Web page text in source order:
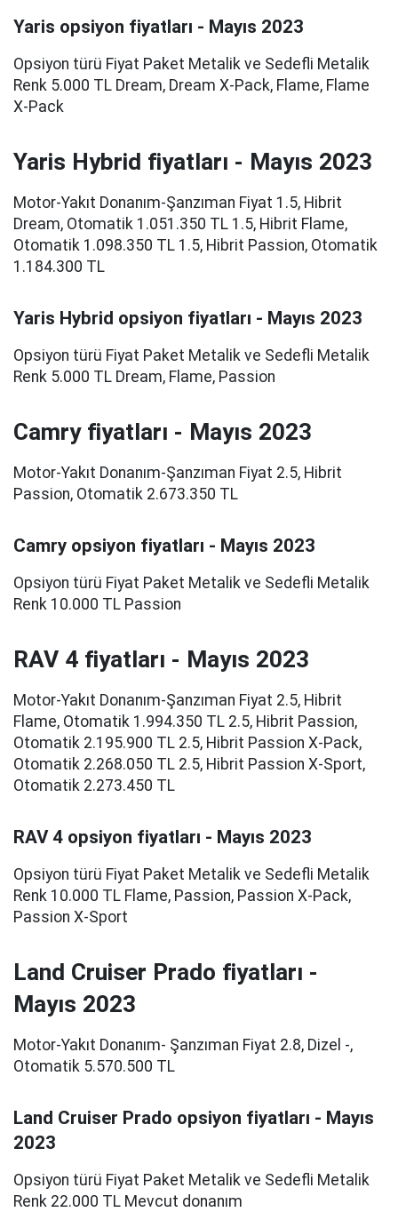
Yaris opsiyon fiyatları - Mayıs 2023
Opsiyon türü Fiyat Paket Metalik ve Sedefli Metalik
Renk 5.000 TL Dream, Dream X-Pack, Flame, Flame
X-Pack
Yaris Hybrid fiyatları - Mayıs 2023
Motor-Yakıt Donanım-Şanzıman Fiyat 1.5, Hibrit
Dream, Otomatik 1.051.350 TL 1.5, Hibrit Flame,
Otomatik 1.098.350 TL 1.5, Hibrit Passion, Otomatik
1.184.300 TL
Yaris Hybrid opsiyon fiyatları - Mayıs 2023
Opsiyon türü Fiyat Paket Metalik ve Sedefli Metalik
Renk 5.000 TL Dream, Flame, Passion
Camry fiyatları - Mayıs 2023
Motor-Yakıt Donanım-Şanzıman Fiyat 2.5, Hibrit
Passion, Otomatik 2.673.350 TL
Camry opsiyon fiyatları - Mayıs 2023
Opsiyon türü Fiyat Paket Metalik ve Sedefli Metalik
Renk 10.000 TL Passion
RAV 4 fiyatları - Mayıs 2023
Motor-Yakıt Donanım-Şanzıman Fiyat 2.5, Hibrit
Flame, Otomatik 1.994.350 TL 2.5, Hibrit Passion,
Otomatik 2.195.900 TL 2.5, Hibrit Passion X-Pack,
Otomatik 2.268.050 TL 2.5, Hibrit Passion X-Sport,
Otomatik 2.273.450 TL
RAV 4 opsiyon fiyatları - Mayıs 2023
Opsiyon türü Fiyat Paket Metalik ve Sedefli Metalik
Renk 10.000 TL Flame, Passion, Passion X-Pack,
Passion X-Sport
Land Cruiser Prado fiyatları -
Mayıs 2023
Motor-Yakıt Donanım- Şanzıman Fiyat 2.8, Dizel -,
Otomatik 5.570.500 TL
Land Cruiser Prado opsiyon fiyatları - Mayıs
2023
Opsiyon türü Fiyat Paket Metalik ve Sedefli Metalik
Renk 22.000 TL Mevcut donanım